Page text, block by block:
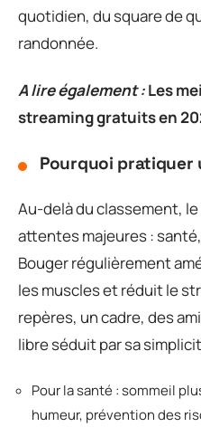
quotidien, du square de
randonnée.
A lire également :Les
streaming gratuits en
Pourquoi pratiquer
Au-delà du classement,
attentes majeures :
Bouger régulièrement
les muscles et réduit le
repères, un cadre, des
libre séduit par sa
Pour la santé : sommeil
humeur, prévention des